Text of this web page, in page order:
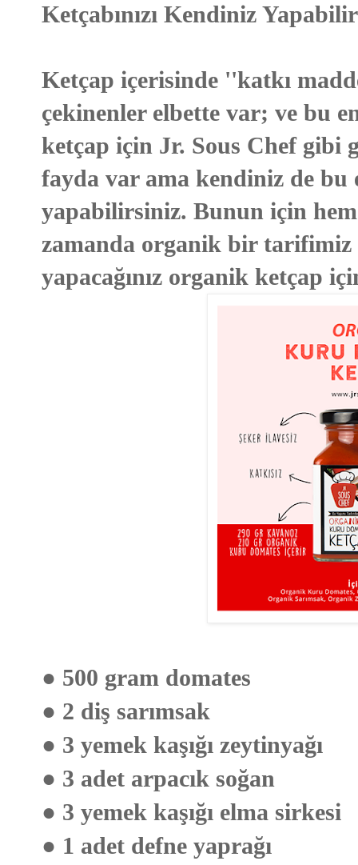
Ketçabınızı Kendiniz
Ketçap içerisinde ''katkı
çekinenler elbette var; ve bu
ketçap için Jr. Sous Chef gibi
fayda var ama kendiniz de bu
yapabilirsiniz. Bunun için
zamanda organik bir tarifimiz
yapacağınız organik ketçap
● 500 gram domates
● 2 diş sarımsak
● 3 yemek kaşığı zeytinyağı
● 3 adet arpacık soğan
● 3 yemek kaşığı elma sirkesi
● 1 adet defne yaprağı